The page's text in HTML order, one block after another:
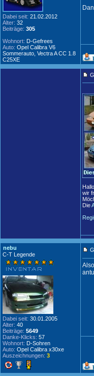
Dabei seit: 21.02.2012
Alter: 32
Beiträge: 305
Wohnort: D-Gefrees
Auto: Opel Calibra V6
Sommerauto, Vectra A CC 1.8
C25XE
wir
Die
nebu
C-T Legende
Dabei seit: 30.01.2005
Alter: 40
Beiträge: 5649
Danke-Klicks: 57
Wohnort: D-Sohren
Auto: Opel Calibra x30xe
Auszeichnungen: 3